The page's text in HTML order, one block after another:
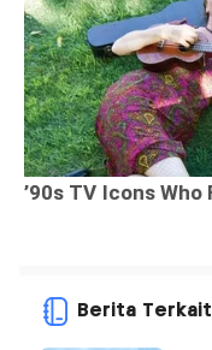
Berita Terkait